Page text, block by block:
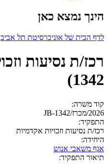
הינך נמצא כאן
לדף הבית של אוניברסיטת תל אביב
1342)
קוד משרה:
2026/מכרז/JB-1342
התפקיד:
רכז/ת נסיעות וזכויות אקדמיות
היחידה:
אגף משאבי אנוש
תיאור התפקיד: